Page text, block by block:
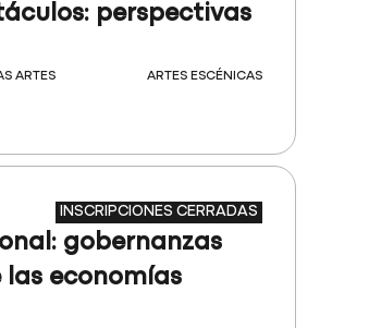
perspectivas
ARTES ARTES ESCÉNICAS
INSCRIPCIONES CERRADAS
gobernanzas
economías